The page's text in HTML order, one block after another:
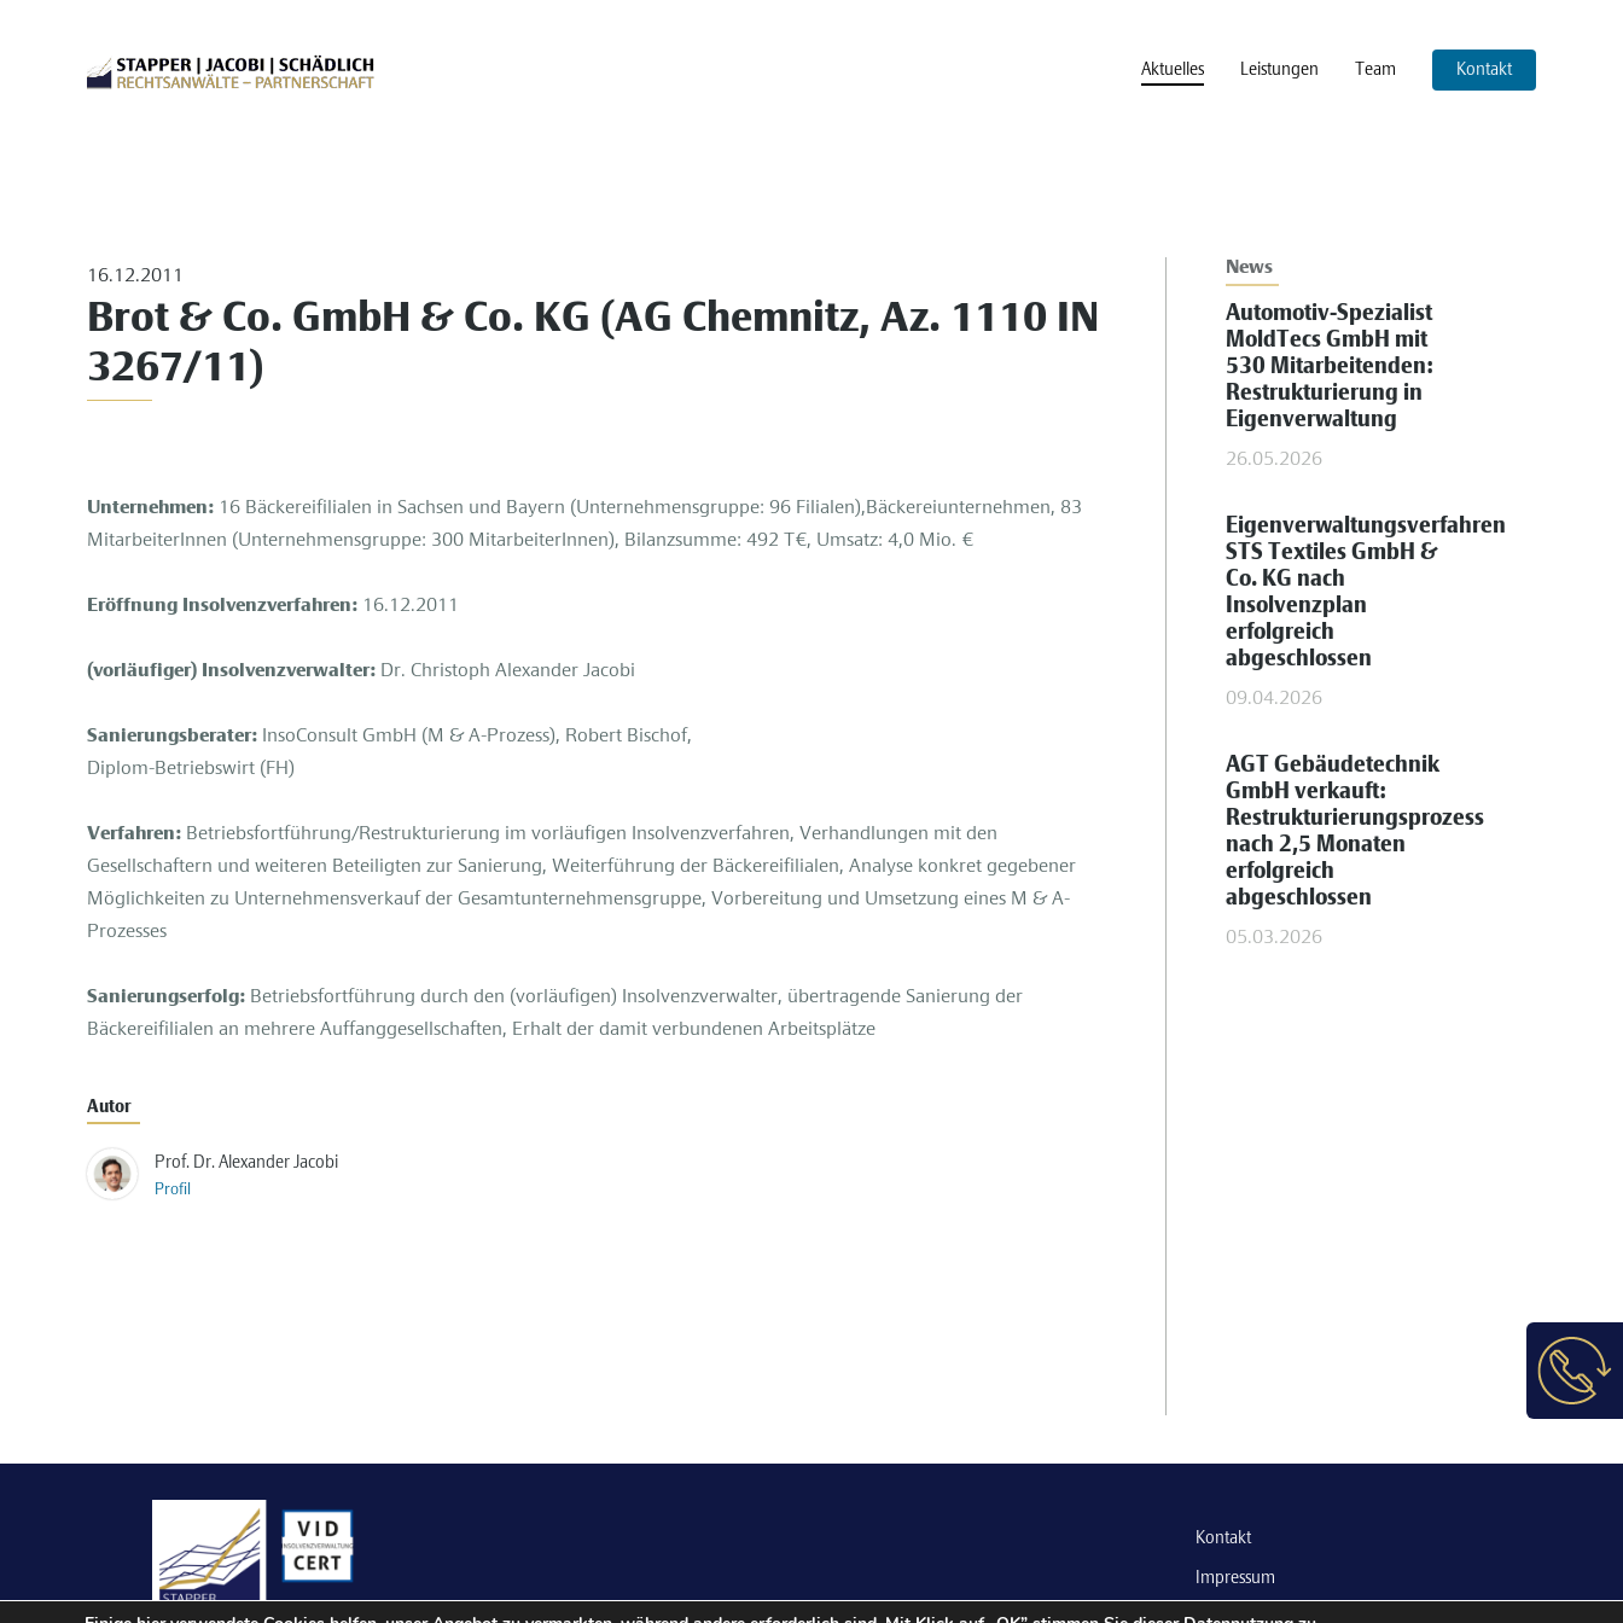
Aktuelles Leistungen Team Kontakt
16.12.2011
Brot & Co. GmbH & Co. KG (AG Chemnitz, Az. 1110 IN
3267/11)
Unternehmen: 16 Bäckereifilialen in Sachsen und Bayern (Unternehmensgruppe: 96 Filialen),Bäckereiunternehmen, 83
MitarbeiterInnen (Unternehmensgruppe: 300 MitarbeiterInnen), Bilanzsumme: 492 T€, Umsatz: 4,0 Mio. €
Eröffnung Insolvenzverfahren: 16.12.2011
(vorläufiger) Insolvenzverwalter: Dr. Christoph Alexander Jacobi
Sanierungsberater: InsoConsult GmbH (M & A-Prozess), Robert Bischof,
Diplom-Betriebswirt (FH)
Verfahren: Betriebsfortführung/Restrukturierung im vorläufigen Insolvenzverfahren, Verhandlungen mit den
Gesellschaftern und weiteren Beteiligten zur Sanierung, Weiterführung der Bäckereifilialen, Analyse konkret gegebener
Möglichkeiten zu Unternehmensverkauf der Gesamtunternehmensgruppe, Vorbereitung und Umsetzung eines M & A-
Prozesses
Sanierungserfolg: Betriebsfortführung durch den (vorläufigen) Insolvenzverwalter, übertragende Sanierung der
Bäckereifilialen an mehrere Auffanggesellschaften, Erhalt der damit verbundenen Arbeitsplätze
Autor
Prof. Dr. Alexander Jacobi
Profil
News
Automotiv-Spezialist
MoldTecs GmbH mit
530 Mitarbeitenden:
Restrukturierung in
Eigenverwaltung
26.05.2026
Eigenverwaltungsverfahren
STS Textiles GmbH &
Co. KG nach
Insolvenzplan
erfolgreich
abgeschlossen
09.04.2026
AGT Gebäudetechnik
GmbH verkauft:
Restrukturierungsprozess
nach 2,5 Monaten
erfolgreich
abgeschlossen
05.03.2026
Kontakt
Impressum
Datenschutz